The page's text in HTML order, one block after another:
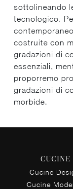
sottolineando
tecnologico.
costruite con
gradazioni di
essenziali,
proporremo
gradazioni di
morbide.
CUCINE
Cucine
Cucine